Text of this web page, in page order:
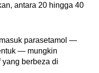
antara 20 hingga 40
parasetamol —
— mungkin
berbeza di